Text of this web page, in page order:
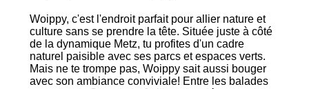
Woippy, c'est l'endroit parfait pour allier nature et
culture sans se prendre la tête. Située juste à côté
de la dynamique Metz, tu profites d'un cadre
naturel paisible avec ses parcs et espaces verts.
Mais ne te trompe pas, Woippy sait aussi bouger
avec son ambiance conviviale! Entre les balades